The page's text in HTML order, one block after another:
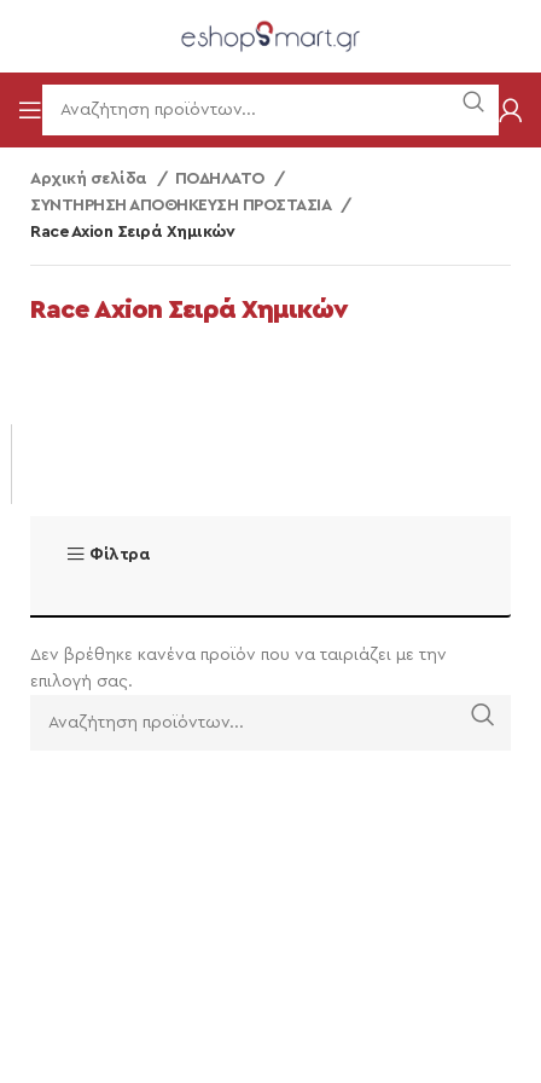
Αρχική σελίδα
ΠΟΔΗΛΑΤΟ
ΣΥΝΤΗΡΗΣΗ ΑΠΟΘΗΚΕΥΣΗ ΠΡΟΣΤΑΣΙΑ
Race Axion Σειρά Χημικών
Race Axion Σειρά Χημικών
Φίλτρα
Δεν βρέθηκε κανένα προϊόν που να ταιριάζει με την
επιλογή σας.